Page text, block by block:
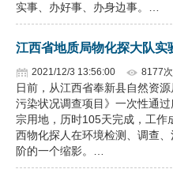
实事、办好事、办身边事。…
江西省地质局物化探大队
2021/12/3 13:56:00 8177
日前，从江西省奉新县自然资
污染状况调查项目》一次性通
宗用地，历时105天完成，工作
西物化探人在环境检测、调查
阶的一个缩影。…